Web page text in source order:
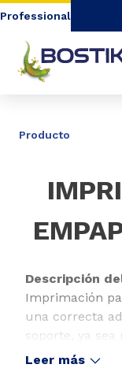
Go to content
Professional
Producto
Descripción
Imprimación
una correcta
soporte, ya sea
hormigón...) o
Leer más